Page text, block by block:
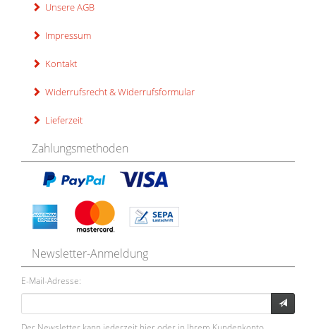
Unsere AGB
Impressum
Kontakt
Widerrufsrecht & Widerrufsformular
Lieferzeit
Zahlungsmethoden
Newsletter-Anmeldung
E-Mail-Adresse: